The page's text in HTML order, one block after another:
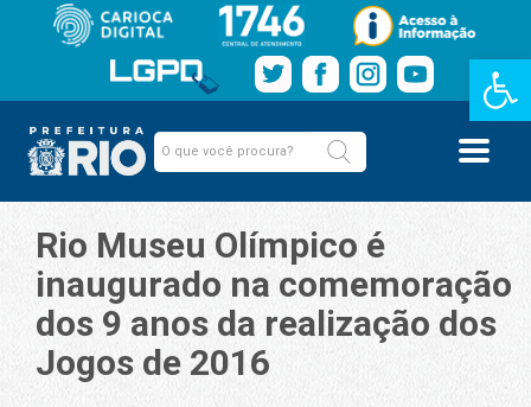
Barra de
Rio Museu Olímpico é
inaugurado na comemoração
dos 9 anos da realização dos
Jogos de 2016